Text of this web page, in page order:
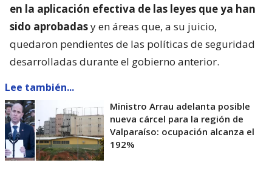
en la aplicación efectiva de las leyes que ya han
sido aprobadasy en áreas que, a su juicio,
quedaron pendientes de las políticas de seguridad
desarrolladas durante el gobierno anterior.
Lee también...
Ministro Arrau adelanta posible
nueva cárcel para la región de
Valparaíso: ocupación alcanza el
192%